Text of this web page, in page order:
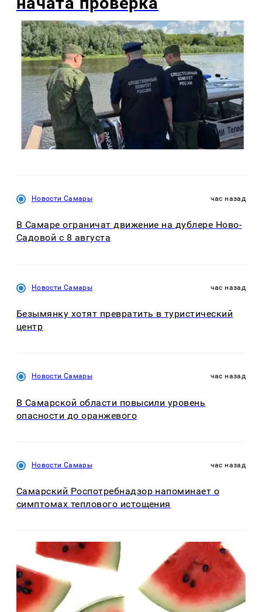
Новости Самары час назад
В Самаре ограничат движение на дублере Ново-
Садовой с 8 августа
Новости Самары час назад
Безымянку хотят превратить в туристический
центр
Новости Самары час назад
В Самарской области повысили уровень
опасности до оранжевого
Новости Самары час назад
Самарский Роспотребнадзор напоминает о
симптомах теплового истощения